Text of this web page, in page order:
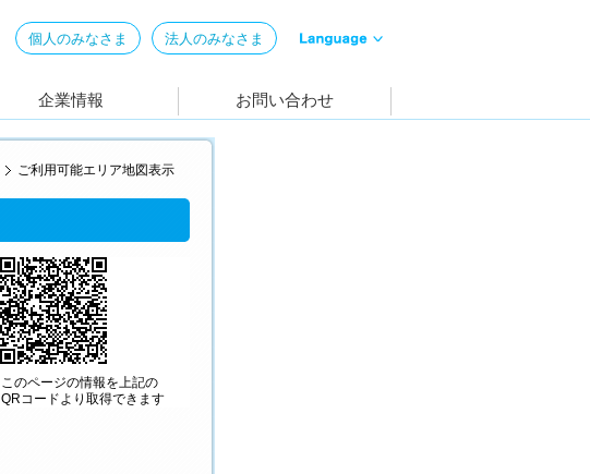
ご利用可能エリア地図表示
このページの情報を上記の
QRコードより取得できます